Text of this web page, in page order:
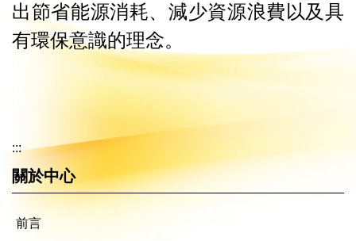
出節省能源消耗、減少資源浪費以及具
有環保意識的理念。
:::
關於中心
前言